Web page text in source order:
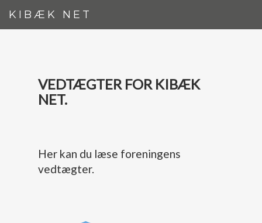
KIBÆK NET
VEDTÆGTER FOR KIBÆK
NET.
Her kan du læse foreningens
vedtægter.